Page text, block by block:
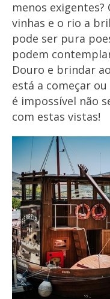
menos
vinhas e o rio a
pode ser pura
podem
Douro e brindar
está a começar
é impossível não
com estas vistas!